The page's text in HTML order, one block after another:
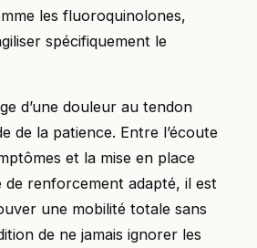
les fluoroquinolones,
spécifiquement le
d’une douleur au tendon
de la patience. Entre l’écoute
et la mise en place
de renforcement adapté, il est
une mobilité totale sans
de ne jamais ignorer les